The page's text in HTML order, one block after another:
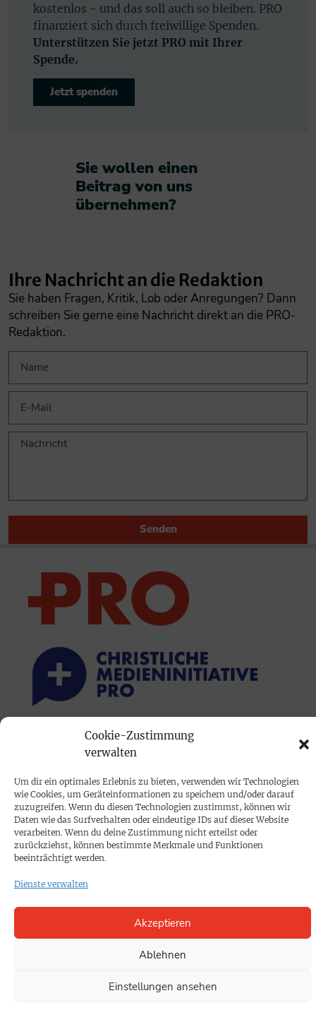
Cookie-Zustimmung
verwalten
Um dir ein optimales Erlebnis zu bieten, verwenden wir Technologien
wie Cookies, um Geräteinformationen zu speichern und/oder darauf
zuzugreifen. Wenn du diesen Technologien zustimmst, können wir
Daten wie das Surfverhalten oder eindeutige IDs auf dieser Website
verarbeiten. Wenn du deine Zustimmung nicht erteilst oder
zurückziehst, können bestimmte Merkmale und Funktionen
beeinträchtigt werden.
Dienste verwalten
Akzeptieren
Ablehnen
Einstellungen ansehen
kostenlos - und das soll auch so bleiben. PRO
finanziert sich durch freiwillige Spenden.
Unterstützen Sie jetzt PRO mit Ihrer
Spende.
Jetzt spenden
Sie wollen einen
Beitrag von uns
übernehmen?​
Ihre Nachricht an die Redaktion
Sie haben Fragen, Kritik, Lob oder Anregungen? Dann
schreiben Sie gerne eine Nachricht direkt an die PRO-
Redaktion.
Senden
PRINTAUSGABE
PROKOMPAKT
Impressum
SPENDEN
Datenschutz